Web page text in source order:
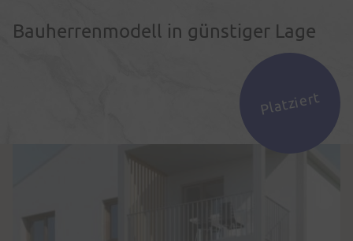
Bauherrenmodell in günstiger Lage
Platziert